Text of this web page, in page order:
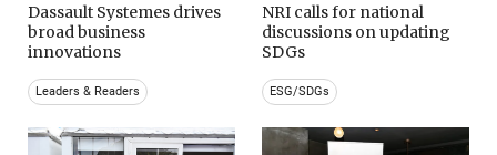
Dassault Systemes drives
broad business
innovations
Leaders & Readers
NRI calls for national
discussions on updating
SDGs
ESG/SDGs